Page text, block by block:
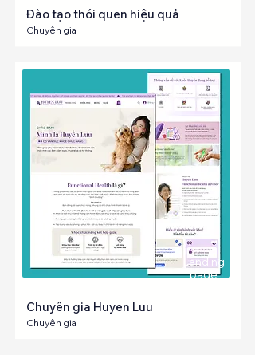
Đào tạo thói quen hiệu quả
Chuyên gia
Landing
page
Chuyên gia Huyen Luu
Chuyên gia